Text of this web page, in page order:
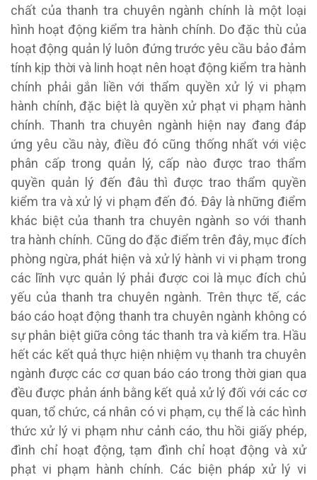
chất của thanh tra chuyên ngành chính là một loại
hình hoạt động kiểm tra hành chính. Do đặc thù của
hoạt động quản lý luôn đứng trước yêu cầu bảo đảm
tính kịp thời và linh hoạt nên hoạt động kiểm tra hành
chính phải gắn liền với thẩm quyền xử lý vi phạm
hành chính, đặc biệt là quyền xử phạt vi phạm hành
chính. Thanh tra chuyên ngành hiện nay đang đáp
ứng yêu cầu này, điều đó cũng thống nhất với việc
phân cấp trong quản lý, cấp nào được trao thẩm
quyền quản lý đến đâu thì được trao thẩm quyền
kiểm tra và xử lý vi phạm đến đó. Đây là những điểm
khác biệt của thanh tra chuyên ngành so với thanh
tra hành chính. Cũng do đặc điểm trên đây, mục đích
phòng ngừa, phát hiện và xử lý hành vi vi phạm trong
các lĩnh vực quản lý phải được coi là mục đích chủ
yếu của thanh tra chuyên ngành. Trên thực tế, các
báo cáo hoạt động thanh tra chuyên ngành không có
sự phân biệt giữa công tác thanh tra và kiểm tra. Hầu
hết các kết quả thực hiện nhiệm vụ thanh tra chuyên
ngành được các cơ quan báo cáo trong thời gian qua
đều được phản ánh bằng kết quả xử lý đối với các cơ
quan, tổ chức, cá nhân có vi phạm, cụ thể là các hình
thức xử lý vi phạm như cảnh cáo, thu hồi giấy phép,
đình chỉ hoạt động, tạm đình chỉ hoạt động và xử
phạt vi phạm hành chính. Các biện pháp xử lý vi